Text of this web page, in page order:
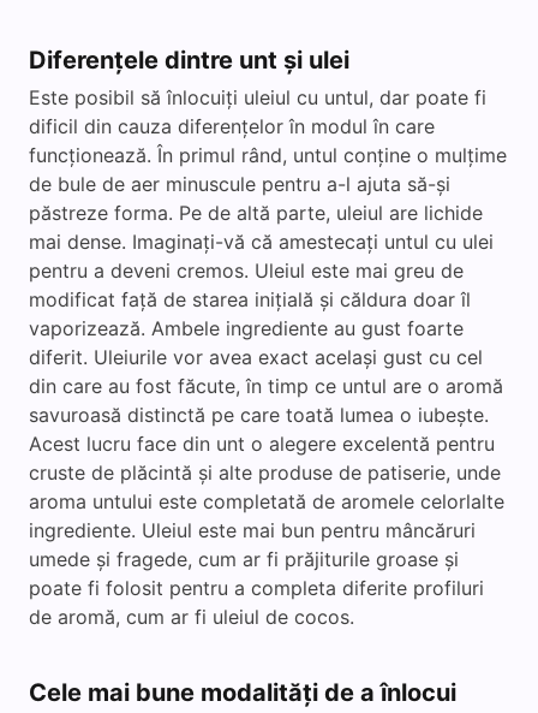
Diferențele dintre unt și ulei
Este posibil să înlocuiți uleiul cu untul, dar poate fi
dificil din cauza diferențelor în modul în care
funcționează. În primul rând, untul conține o mulțime
de bule de aer minuscule pentru a-l ajuta să-și
păstreze forma. Pe de altă parte, uleiul are lichide
mai dense. Imaginați-vă că amestecați untul cu ulei
pentru a deveni cremos. Uleiul este mai greu de
modificat față de starea inițială și căldura doar îl
vaporizează. Ambele ingrediente au gust foarte
diferit. Uleiurile vor avea exact același gust cu cel
din care au fost făcute, în timp ce untul are o aromă
savuroasă distinctă pe care toată lumea o iubește.
Acest lucru face din unt o alegere excelentă pentru
cruste de plăcintă și alte produse de patiserie, unde
aroma untului este completată de aromele celorlalte
ingrediente. Uleiul este mai bun pentru mâncăruri
umede și fragede, cum ar fi prăjiturile groase și
poate fi folosit pentru a completa diferite profiluri
de aromă, cum ar fi uleiul de cocos.
Cele mai bune modalități de a înlocui